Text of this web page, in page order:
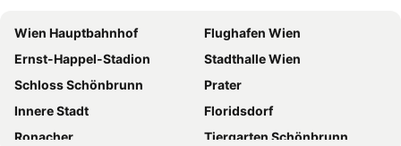
Wien Hauptbahnhof
Flughafen Wien
Ernst-Happel-Stadion
Stadthalle Wien
Schloss Schönbrunn
Prater
Innere Stadt
Floridsdorf
Ronacher
Tiergarten Schönbrunn